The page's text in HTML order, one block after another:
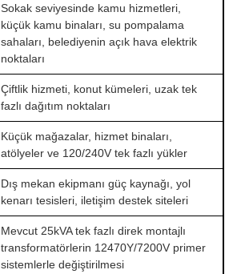
Sokak seviyesinde kamu hizmetleri,
küçük kamu binaları, su pompalama
sahaları, belediyenin açık hava elektrik
noktaları
Çiftlik hizmeti, konut kümeleri, uzak tek
fazlı dağıtım noktaları
Küçük mağazalar, hizmet binaları,
atölyeler ve 120/240V tek fazlı yükler
Dış mekan ekipmanı güç kaynağı, yol
kenarı tesisleri, iletişim destek siteleri
Mevcut 25kVA tek fazlı direk montajlı
transformatörlerin 12470Y/7200V primer
sistemlerle değiştirilmesi